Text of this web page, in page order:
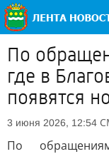
По
где в
появятся
3 июня 2026, 12:54
По